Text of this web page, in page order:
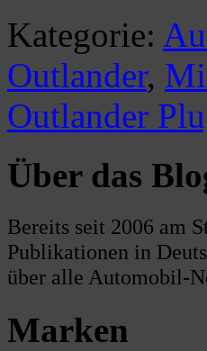
Kategorie:
Outlander,
Outlander
Über das
Bereits seit 2006 am
Publikationen in
über alle Automobil-
Marken